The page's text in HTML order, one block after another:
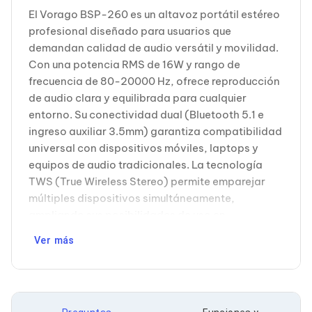
Cables KVM
Fuentes de Poder
Enfriamiento para Servidores
Soportes y Paneles
Sistemas Operativos para Servidores
Servidores
Soportes de Datos
Ultrium
Discos Duros / SSD / NAS
Accesorios para Discos Duros
Gabinetes de Discos Duros
Discos Duros Externos
Discos Duros para NAS
Discos Duros para Videovigilancia
Gabinetes para SSD
Discos Duros Internos para PC
Monitores
El Vorago BSP-260 es un altavoz portátil estéreo
profesional diseñado para usuarios que
demandan calidad de audio versátil y movilidad.
Con una potencia RMS de 16W y rango de
frecuencia de 80-20000 Hz, ofrece reproducción
de audio clara y equilibrada para cualquier
entorno. Su conectividad dual (Bluetooth 5.1 e
ingreso auxiliar 3.5mm) garantiza compatibilidad
universal con dispositivos móviles, laptops y
equipos de audio tradicionales. La tecnología
TWS (True Wireless Stereo) permite emparejar
múltiples dispositivos simultáneamente,
espacios colaborativos. Con batería integrada
Ver más